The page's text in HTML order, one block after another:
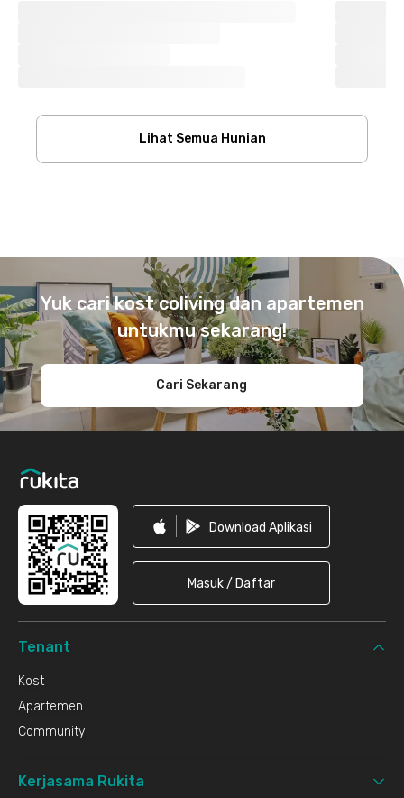
Lihat Semua Hunian
Yuk cari kost coliving dan apartemen
untukmu sekarang!
Cari Sekarang
Download Aplikasi
Masuk / Daftar
Tenant
Kost
Apartemen
Community
Kerjasama Rukita